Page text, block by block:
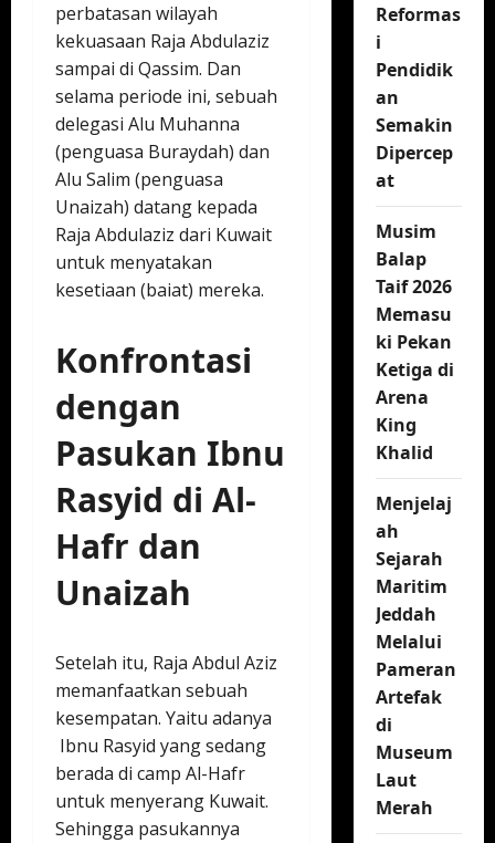
perbatasan wilayah
kekuasaan Raja Abdulaziz
sampai di Qassim. Dan
selama periode ini, sebuah
delegasi Alu Muhanna
(penguasa Buraydah) dan
Alu Salim (penguasa
Unaizah) datang kepada
Raja Abdulaziz dari Kuwait
untuk menyatakan
kesetiaan (baiat) mereka.
Konfrontasi
dengan
Pasukan Ibnu
Rasyid di Al-
Hafr dan
Unaizah
Setelah itu, Raja Abdul Aziz
memanfaatkan sebuah
kesempatan. Yaitu adanya
Ibnu Rasyid yang sedang
berada di camp Al-Hafr
untuk menyerang Kuwait.
Sehingga pasukannya
Reformas
i
Pendidik
an
Semakin
Dipercep
at
Musim
Balap
Taif 2026
Memasu
ki Pekan
Ketiga di
Arena
King
Khalid
Menjelaj
ah
Sejarah
Maritim
Jeddah
Melalui
Pameran
Artefak
di
Museum
Laut
Merah